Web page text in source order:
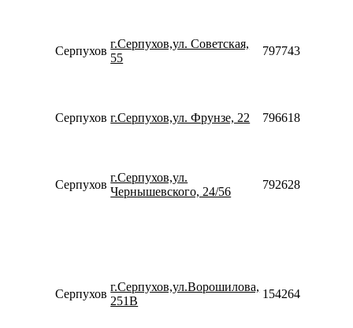
Серпухов
г.Серпухов,ул. Советская,
55
79774362595
Серпухов г.Серпухов,ул. Фрунзе, 22 79661825505
Серпухов
г.Серпухов,ул.
Чернышевского, 24/56
79262899260
Серпухов
г.Серпухов,ул.Ворошилова,
251В
154264334270